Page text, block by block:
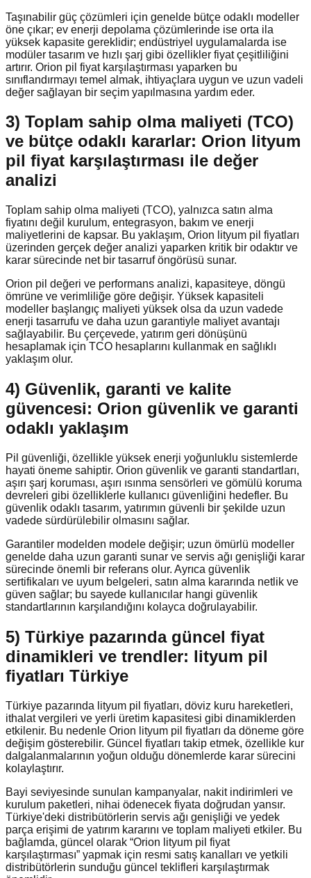
Taşınabilir güç çözümleri için genelde bütçe odaklı modeller
öne çıkar; ev enerji depolama çözümlerinde ise orta ila
yüksek kapasite gereklidir; endüstriyel uygulamalarda ise
modüler tasarım ve hızlı şarj gibi özellikler fiyat çeşitliliğini
artırır. Orion pil fiyat karşılaştırması yaparken bu
sınıflandırmayı temel almak, ihtiyaçlara uygun ve uzun vadeli
değer sağlayan bir seçim yapılmasına yardım eder.
3) Toplam sahip olma maliyeti (TCO)
ve bütçe odaklı kararlar: Orion lityum
pil fiyat karşılaştırması ile değer
analizi
Toplam sahip olma maliyeti (TCO), yalnızca satın alma
fiyatını değil kurulum, entegrasyon, bakım ve enerji
maliyetlerini de kapsar. Bu yaklaşım, Orion lityum pil fiyatları
üzerinden gerçek değer analizi yaparken kritik bir odaktır ve
karar sürecinde net bir tasarruf öngörüsü sunar.
Orion pil değeri ve performans analizi, kapasiteye, döngü
ömrüne ve verimliliğe göre değişir. Yüksek kapasiteli
modeller başlangıç maliyeti yüksek olsa da uzun vadede
enerji tasarrufu ve daha uzun garantiyle maliyet avantajı
sağlayabilir. Bu çerçevede, yatırım geri dönüşünü
hesaplamak için TCO hesaplarını kullanmak en sağlıklı
yaklaşım olur.
4) Güvenlik, garanti ve kalite
güvencesi: Orion güvenlik ve garanti
odaklı yaklaşım
Pil güvenliği, özellikle yüksek enerji yoğunluklu sistemlerde
hayati öneme sahiptir. Orion güvenlik ve garanti standartları,
aşırı şarj koruması, aşırı ısınma sensörleri ve gömülü koruma
devreleri gibi özelliklerle kullanıcı güvenliğini hedefler. Bu
güvenlik odaklı tasarım, yatırımın güvenli bir şekilde uzun
vadede sürdürülebilir olmasını sağlar.
Garantiler modelden modele değişir; uzun ömürlü modeller
genelde daha uzun garanti sunar ve servis ağı genişliği karar
sürecinde önemli bir referans olur. Ayrıca güvenlik
sertifikaları ve uyum belgeleri, satın alma kararında netlik ve
güven sağlar; bu sayede kullanıcılar hangi güvenlik
standartlarının karşılandığını kolayca doğrulayabilir.
5) Türkiye pazarında güncel fiyat
dinamikleri ve trendler: lityum pil
fiyatları Türkiye
Türkiye pazarında lityum pil fiyatları, döviz kuru hareketleri,
ithalat vergileri ve yerli üretim kapasitesi gibi dinamiklerden
etkilenir. Bu nedenle Orion lityum pil fiyatları da döneme göre
değişim gösterebilir. Güncel fiyatları takip etmek, özellikle kur
dalgalanmalarının yoğun olduğu dönemlerde karar sürecini
kolaylaştırır.
Bayi seviyesinde sunulan kampanyalar, nakit indirimleri ve
kurulum paketleri, nihai ödenecek fiyata doğrudan yansır.
Türkiye'deki distribütörlerin servis ağı genişliği ve yedek
parça erişimi de yatırım kararını ve toplam maliyeti etkiler. Bu
bağlamda, güncel olarak “Orion lityum pil fiyat
karşılaştırması” yapmak için resmi satış kanalları ve yetkili
distribütörlerin sunduğu güncel teklifleri karşılaştırmak